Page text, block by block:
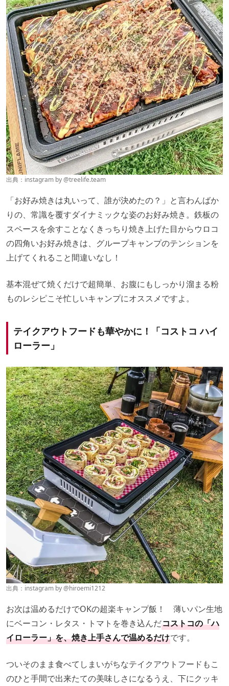
出典：instagram by@treelife.team
「お好み焼きは丸いって、誰が決めたの？」と言わんばか
りの、常識を覆すダイナミックな姿のお好み焼き。鉄板の
スペースを余すことなくきっちり焼き上げた目からウロコ
の四角いお好み焼きは、グループキャンプのテンションを
上げてくれること間違いなし！
基本混ぜて焼くだけで超簡単、お腹にもしっかり溜まる粉
ものレシピこそ忙しいキャンプにオススメですよ。
テイクアウトフードも華やかに！「コストコ ハイ
ローラー」
出典：instagram by@hiroemi1212
お次は温めるだけでOKの超楽キャンプ飯！ 薄いパン生地
にベーコン・レタス・トマトを巻き込んだコストコの「ハ
イローラー」を、焼き上手さんで温めるだけです。
ついそのまま食べてしまいがちなテイクアウトフードもこ
のひと手間で出来たての美味しさになるうえ、下にクッキ